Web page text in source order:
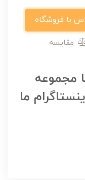
با فروشگاه
مقایسه
مجموعه
ما